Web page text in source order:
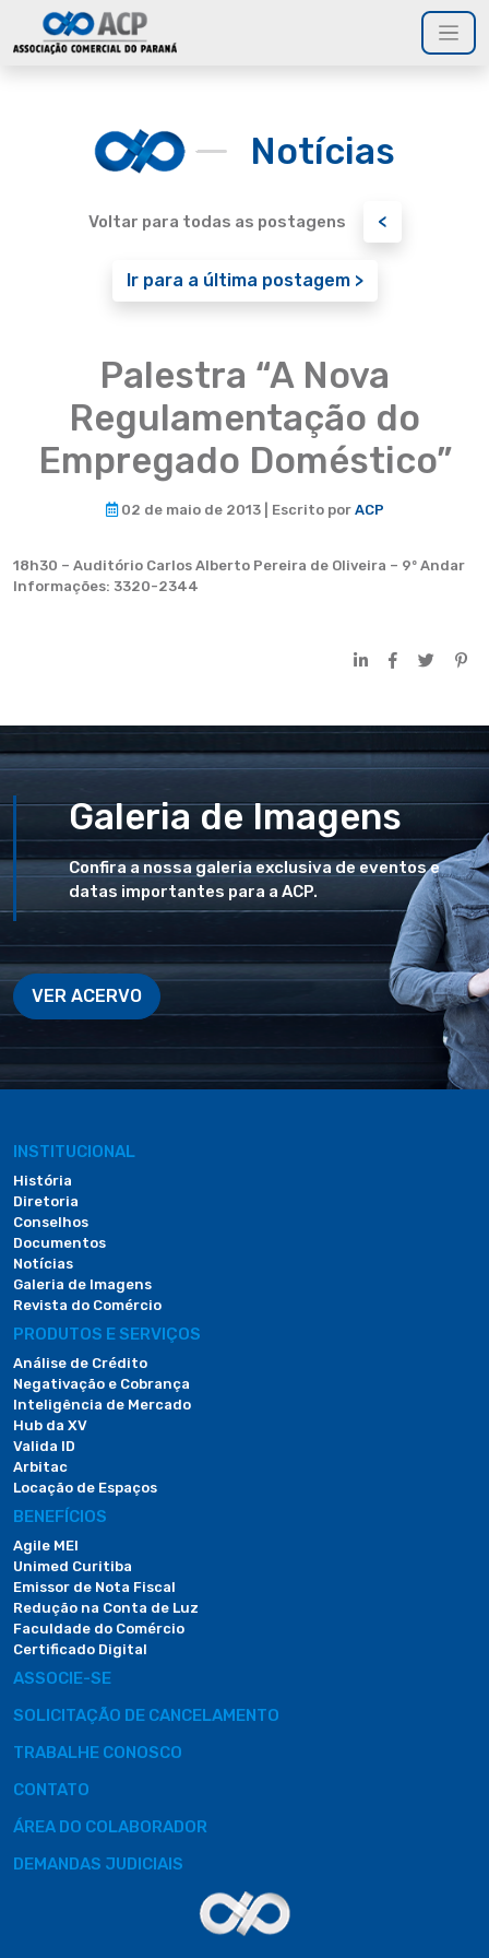
Notícias
Voltar para todas as postagens <
Ir para a última postagem >
Palestra “A Nova
Regulamentação do
Empregado Doméstico”
02 de maio de 2013 | Escrito por ACP
18h30 – Auditório Carlos Alberto Pereira de Oliveira – 9º Andar
Informações: 3320-2344
Galeria de Imagens
Confira a nossa galeria exclusiva de eventos e
datas importantes para a ACP.
VER ACERVO
INSTITUCIONAL
História
Diretoria
Conselhos
Documentos
Notícias
Galeria de Imagens
Revista do Comércio
PRODUTOS E SERVIÇOS
Análise de Crédito
Negativação e Cobrança
Inteligência de Mercado
Hub da XV
Valida ID
Arbitac
Locação de Espaços
BENEFÍCIOS
Agile MEI
Unimed Curitiba
Emissor de Nota Fiscal
Redução na Conta de Luz
Faculdade do Comércio
Certificado Digital
ASSOCIE-SE
SOLICITAÇÃO DE CANCELAMENTO
TRABALHE CONOSCO
CONTATO
ÁREA DO COLABORADOR
DEMANDAS JUDICIAIS